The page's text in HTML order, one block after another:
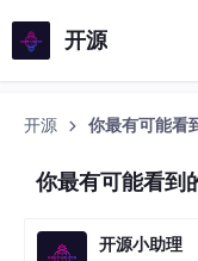
开源
开源 你最有可能看
你最有可能看到
开源小助理